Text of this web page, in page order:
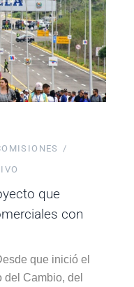
que
con
que inició el
Cambio, del